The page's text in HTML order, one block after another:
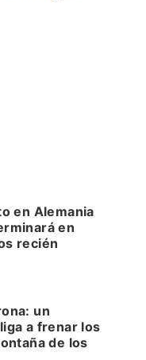
en Alemania
en
recién
un
a frenar los
de los